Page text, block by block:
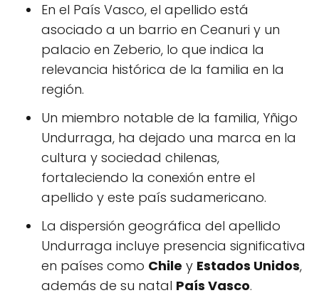
En el País Vasco, el apellido está
asociado a un barrio en Ceanuri y un
palacio en Zeberio, lo que indica la
relevancia histórica de la familia en la
región.
Un miembro notable de la familia, Yñigo
Undurraga, ha dejado una marca en la
cultura y sociedad chilenas,
fortaleciendo la conexión entre el
apellido y este país sudamericano.
La dispersión geográfica del apellido
Undurraga incluye presencia significativa
en países como Chile y Estados Unidos,
además de su natal País Vasco.